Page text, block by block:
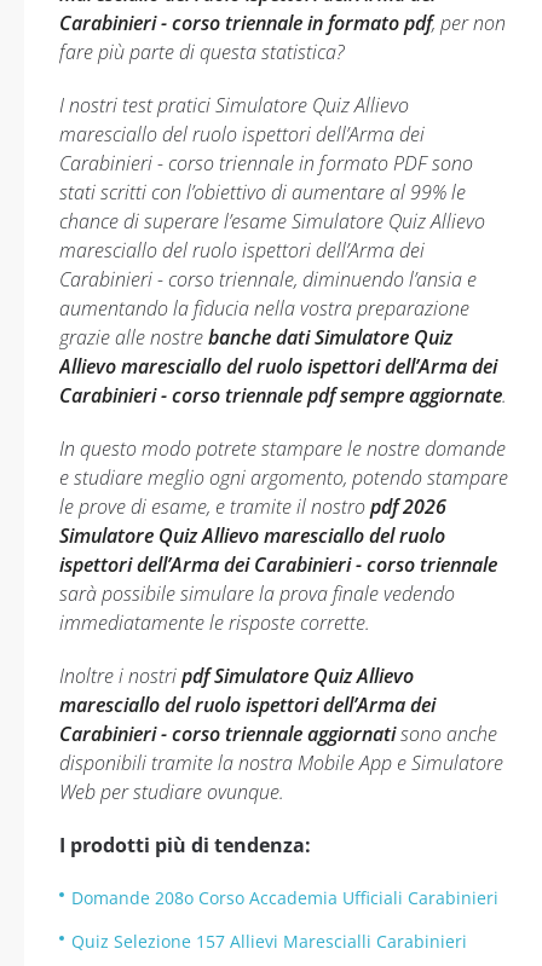
Carabinieri - corso triennale in formato pdf, per non
fare più parte di questa statistica?
I nostri test pratici Simulatore Quiz Allievo
maresciallo del ruolo ispettori dell’Arma dei
Carabinieri - corso triennale in formato PDF sono
stati scritti con l’obiettivo di aumentare al 99% le
chance di superare l’esame Simulatore Quiz Allievo
maresciallo del ruolo ispettori dell’Arma dei
Carabinieri - corso triennale, diminuendo l’ansia e
aumentando la fiducia nella vostra preparazione
grazie alle nostrebanche dati Simulatore Quiz
Allievo maresciallo del ruolo ispettori dell’Arma dei
Carabinieri - corso triennale pdf sempre aggiornate.
In questo modo potrete stampare le nostre domande
e studiare meglio ogni argomento, potendo stampare
le prove di esame, e tramite il nostropdf 2026
Simulatore Quiz Allievo maresciallo del ruolo
ispettori dell’Arma dei Carabinieri - corso triennale
sarà possibile simulare la prova finale vedendo
immediatamente le risposte corrette.
Inoltre i nostripdf Simulatore Quiz Allievo
maresciallo del ruolo ispettori dell’Arma dei
Carabinieri - corso triennale aggiornatisono anche
disponibili tramite la nostra Mobile App e Simulatore
Web per studiare ovunque.
I prodotti più di tendenza:
Domande 208o Corso Accademia Ufficiali Carabinieri
Quiz Selezione 157 Allievi Marescialli Carabinieri